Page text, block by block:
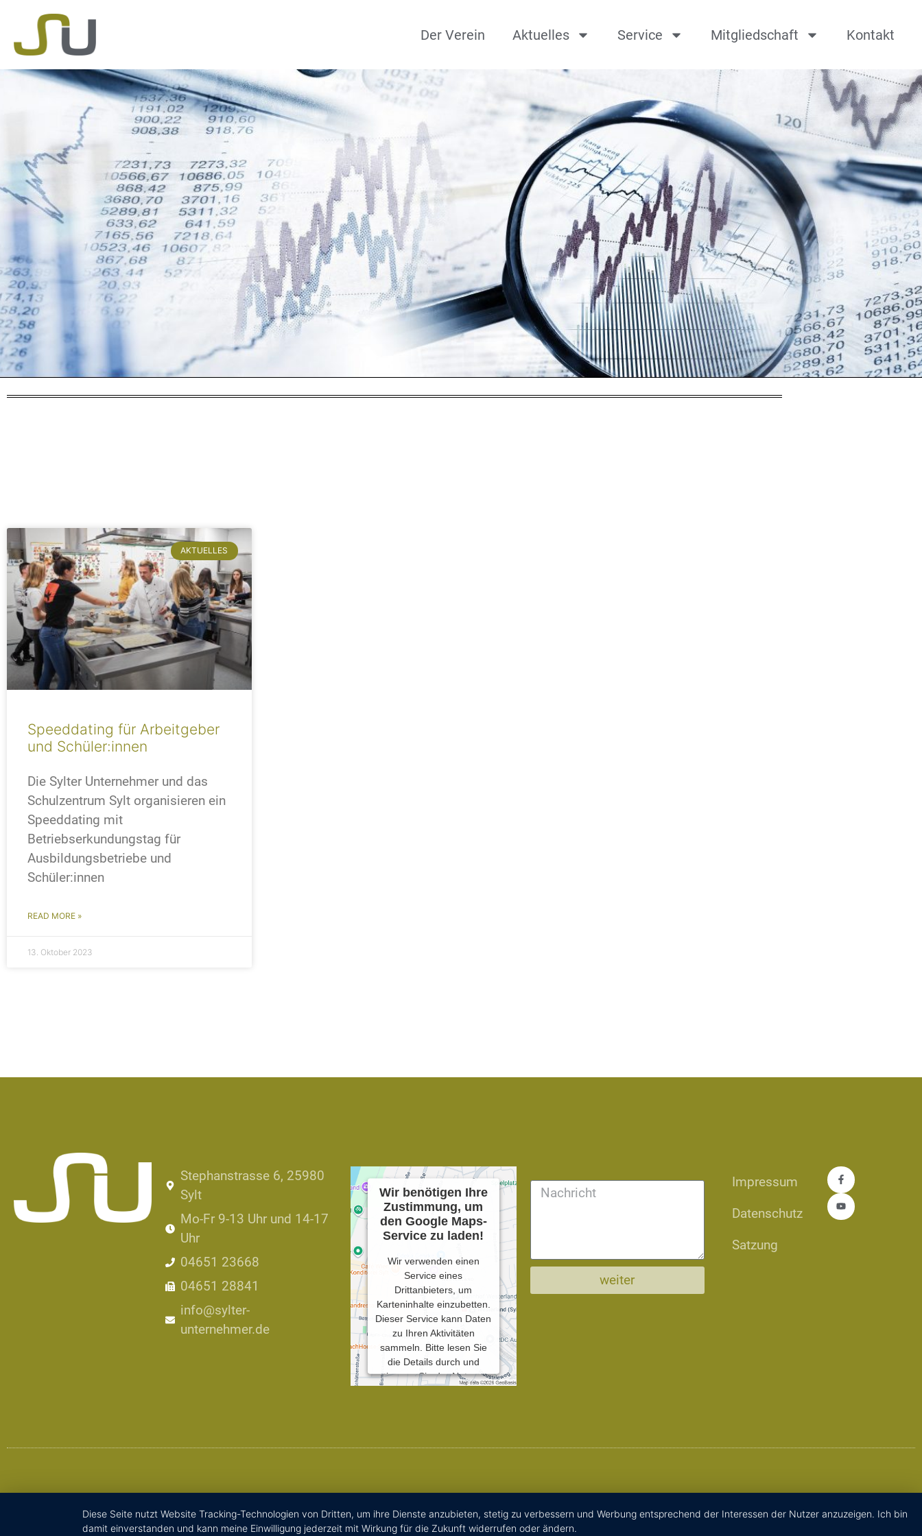
Der Verein Aktuelles Service Mitgliedschaft Kontakt
AKTUELLES
Speeddating für Arbeitgeber
und Schüler:innen
Die Sylter Unternehmer und das
Schulzentrum Sylt organisieren ein
Speeddating mit
Betriebserkundungstag für
Ausbildungsbetriebe und
Schüler:innen
READ MORE »
13. Oktober 2023
Stephanstrasse 6, 25980
Sylt
Mo-Fr 9-13 Uhr und 14-17
Uhr
04651 23668
04651 28841
info@sylter-
unternehmer.de
Wir benötigen Ihre
Zustimmung, um
den Google Maps-
Service zu laden!
Wir verwenden einen
Service eines
Drittanbieters, um
Karteninhalte einzubetten.
Dieser Service kann Daten
zu Ihren Aktivitäten
sammeln. Bitte lesen Sie
die Details durch und
stimmen Sie der Nutzung
Consent Management
Platform
weiter
Impressum
Datenschutz
Satzung
Diese Seite nutzt Website Tracking-Technologien von Dritten, um ihre Dienste anzubieten, stetig zu verbessern und Werbung entsprechend der Interessen der Nutzer anzuzeigen. Ich bin
damit einverstanden und kann meine Einwilligung jederzeit mit Wirkung für die Zukunft widerrufen oder ändern.